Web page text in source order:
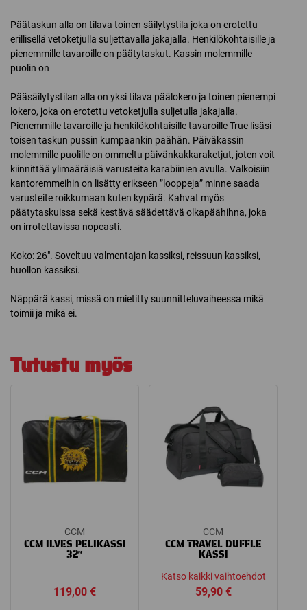
Päätaskun alla on tilava toinen säilytystila joka on erotettu
erillisellä vetoketjulla suljettavalla jakajalla. Henkilökohtaisille ja
pienemmille tavaroille on päätytaskut. Kassin molemmille
puolin on
Pääsäilytystilan alla on yksi tilava päälokero ja toinen pienempi
lokero, joka on erotettu vetoketjulla suljetulla jakajalla.
Pienemmille tavaroille ja henkilökohtaisille tavaroille True lisäsi
toisen taskun pussin kumpaankin päähän. Päiväkassin
molemmille puolille on ommeltu päivänkakkaraketjut, joten voit
kiinnittää ylimääräisiä varusteita karabiinien avulla. Valkoisiin
kantoremmeihin on lisätty erikseen ”looppeja” minne saada
varusteite roikkumaan kuten kypärä. Kahvat myös
päätytaskuissa sekä kestävä säädettävä olkapäähihna, joka
on irrotettavissa nopeasti.
Koko: 26″. Soveltuu valmentajan kassiksi, reissuun kassiksi,
huollon kassiksi.
Näppärä kassi, missä on mietitty suunnitteluvaiheessa mikä
toimii ja mikä ei.
Tutustu myös
CCM
CCM ILVES PELIKASSI
32″
119,00€
CCM
CCM TRAVEL DUFFLE
KASSI
Katso kaikki vaihtoehdot
59,90 €